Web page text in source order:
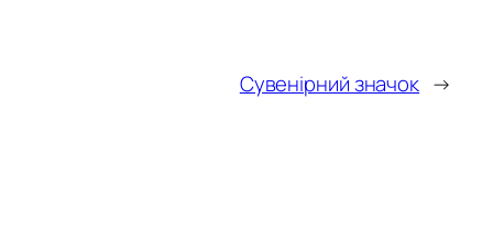
Сувенірний значок →